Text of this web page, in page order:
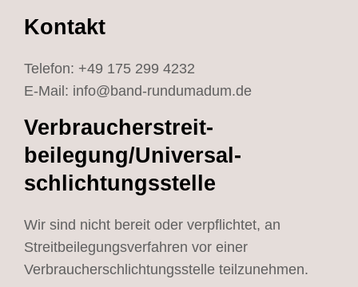
Kontakt
Telefon: +49 175 299 4232
E-Mail: info@band-rundumadum.de
Verbraucher­streit­
beilegung/Universal­
schlichtungs­stelle
Wir sind nicht bereit oder verpflichtet, an
Streitbeilegungsverfahren vor einer
Verbraucherschlichtungsstelle teilzunehmen.